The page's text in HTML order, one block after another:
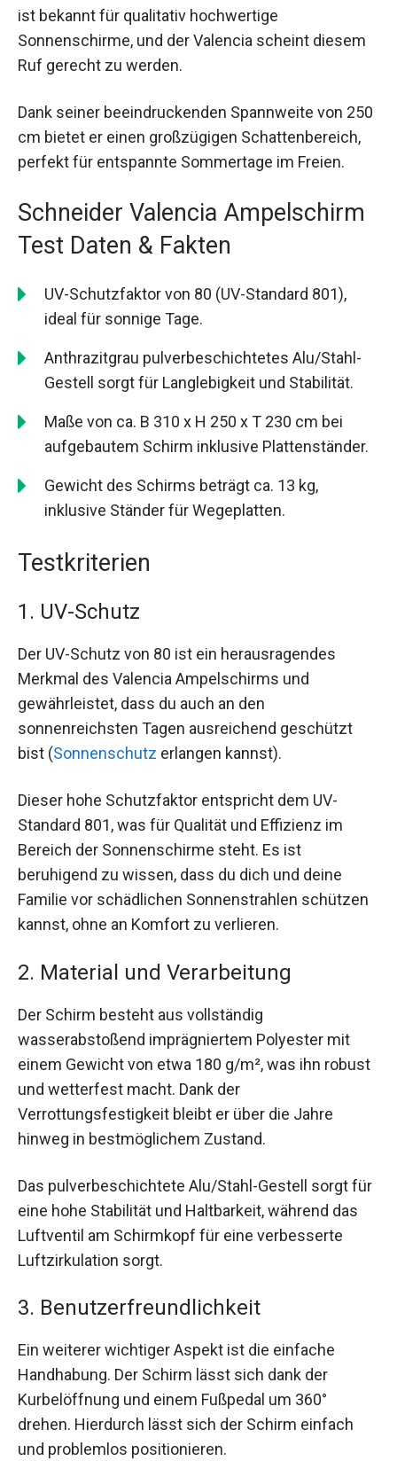
ist bekannt für qualitativ hochwertige
Sonnenschirme, und der Valencia scheint diesem
Ruf gerecht zu werden.
Dank seiner beeindruckenden Spannweite von 250
cm bietet er einen großzügigen Schattenbereich,
perfekt für entspannte Sommertage im Freien.
Schneider Valencia Ampelschirm
Test Daten & Fakten
UV-Schutzfaktor von 80 (UV-Standard 801),
ideal für sonnige Tage.
Anthrazitgrau pulverbeschichtetes Alu/Stahl-
Gestell sorgt für Langlebigkeit und Stabilität.
Maße von ca. B 310 x H 250 x T 230 cm bei
aufgebautem Schirm inklusive Plattenständer.
Gewicht des Schirms beträgt ca. 13 kg,
inklusive Ständer für Wegeplatten.
Testkriterien
1. UV-Schutz
Der UV-Schutz von 80 ist ein herausragendes
Merkmal des Valencia Ampelschirms und
gewährleistet, dass du auch an den
sonnenreichsten Tagen ausreichend geschützt
bist (Sonnenschutz erlangen kannst).
Dieser hohe Schutzfaktor entspricht dem UV-
Standard 801, was für Qualität und Effizienz im
Bereich der Sonnenschirme steht. Es ist
beruhigend zu wissen, dass du dich und deine
Familie vor schädlichen Sonnenstrahlen schützen
kannst, ohne an Komfort zu verlieren.
2. Material und Verarbeitung
Der Schirm besteht aus vollständig
wasserabstoßend imprägniertem Polyester mit
einem Gewicht von etwa 180 g/m², was ihn robust
und wetterfest macht. Dank der
Verrottungsfestigkeit bleibt er über die Jahre
hinweg in bestmöglichem Zustand.
Das pulverbeschichtete Alu/Stahl-Gestell sorgt für
eine hohe Stabilität und Haltbarkeit, während das
Luftventil am Schirmkopf für eine verbesserte
Luftzirkulation sorgt.
3. Benutzerfreundlichkeit
Ein weiterer wichtiger Aspekt ist die einfache
Handhabung. Der Schirm lässt sich dank der
Kurbelöffnung und einem Fußpedal um 360°
drehen. Hierdurch lässt sich der Schirm einfach
und problemlos positionieren.